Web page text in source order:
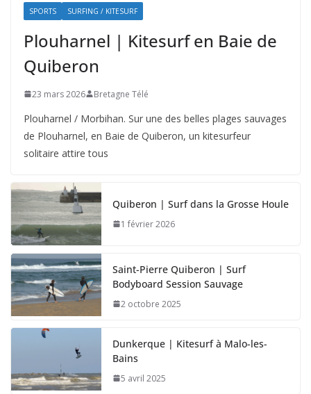
SPORTS SURFING / KITESURF
Plouharnel | Kitesurf en Baie de
Quiberon
23 mars 2026 Bretagne Télé
Plouharnel / Morbihan. Sur une des belles plages sauvages
de Plouharnel, en Baie de Quiberon, un kitesurfeur
solitaire attire tous
Quiberon | Surf dans la Grosse Houle
1 février 2026
Saint-Pierre Quiberon | Surf
Bodyboard Session Sauvage
2 octobre 2025
Dunkerque | Kitesurf à Malo-les-
Bains
5 avril 2025